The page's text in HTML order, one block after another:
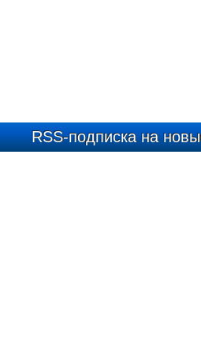
RSS-подписка на